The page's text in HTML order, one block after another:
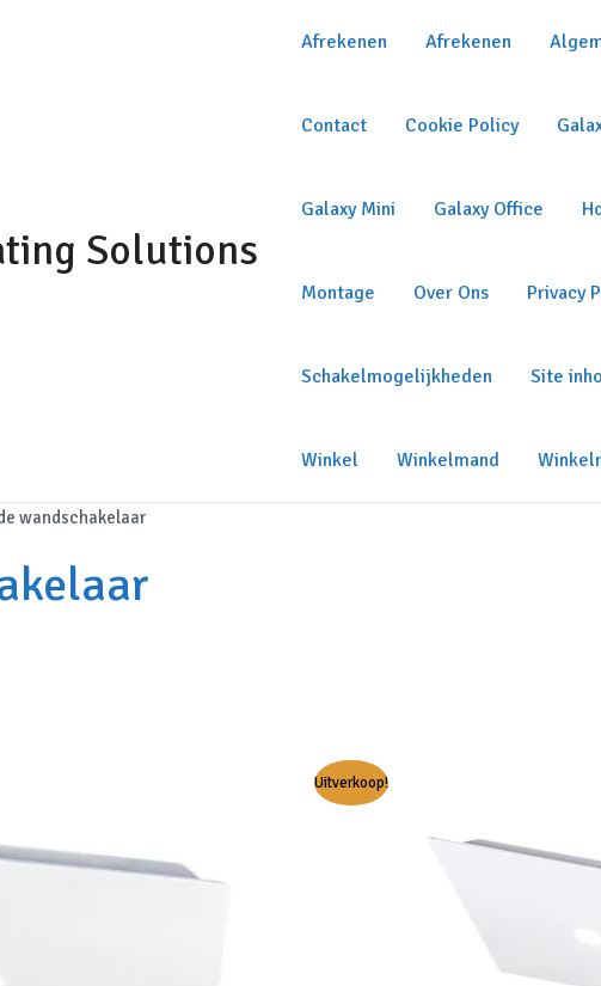
Solutions
Afrekenen Afrekenen
Contact Cookie Policy
Galaxy Mini Galaxy Office
Montage Over Ons Privacy
Schakelmogelijkheden Site
Winkel Winkelmand
wandschakelaar
Uitverkoop!